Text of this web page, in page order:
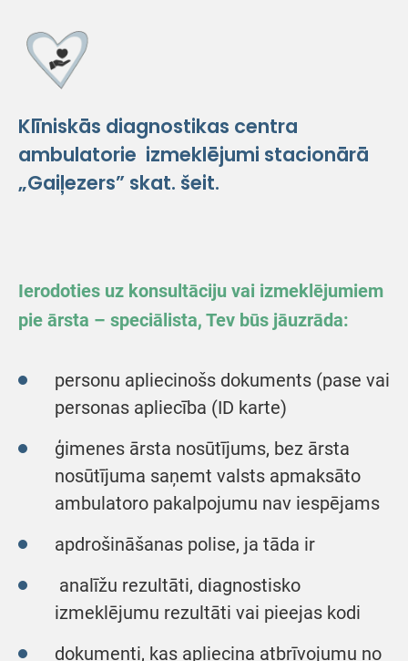
Klīniskās diagnostikas centra
ambulatorie izmeklējumi stacionārā
„Gaiļezers” skat. šeit.
Ierodoties uz konsultāciju vai izmeklējumiem
pie ārsta – speciālista, Tev būs jāuzrāda:
personu apliecinošs dokuments (pase vai
personas apliecība (ID karte)
ģimenes ārsta nosūtījums, bez ārsta
nosūtījuma saņemt valsts apmaksāto
ambulatoro pakalpojumu nav iespējams
apdrošināšanas polise, ja tāda ir
analīžu rezultāti, diagnostisko
izmeklējumu rezultāti vai pieejas kodi
dokumenti, kas apliecina atbrīvojumu no